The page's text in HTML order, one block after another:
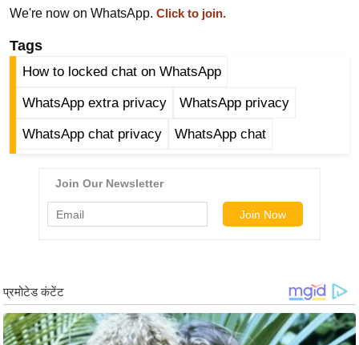
ब्री
म
नो
रं
न
ड
हॉ
ली
We're now on WhatsApp. Click to join.
Tags
How to locked chat on WhatsApp
WhatsApp extra privacy WhatsApp privacy
WhatsApp chat privacy WhatsApp chat